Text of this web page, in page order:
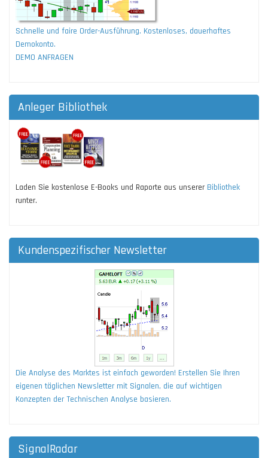
Schnelle und faire Order-Ausführung. Kostenloses, dauerhaftes
Demokonto.
DEMO ANFRAGEN
Anleger Bibliothek
Laden Sie kostenlose E-Books und Raporte aus unserer Bibliothek
runter.
Kundenspezifischer Newsletter
Die Analyse des Marktes ist einfach geworden! Erstellen Sie Ihren
eigenen täglichen Newsletter mit Signalen, die auf wichtigen
Konzepten der Technischen Analyse basieren.
SignalRadar